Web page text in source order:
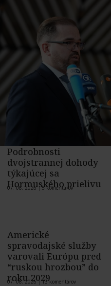
Podrobnosti
dvojstrannej dohody
týkajúcej sa
Hormuského prielivu
07. 08. 2026 |5 komentárov
Americké
spravodajské služby
varovali Európu pred
“ruskou hrozbou” do
roku 2029
07. 08. 2026 |13 komentárov